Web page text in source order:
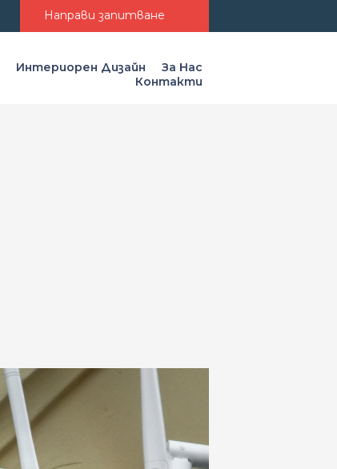
Направи запитване
Интериорен Дизайн
За Нас
Контакти